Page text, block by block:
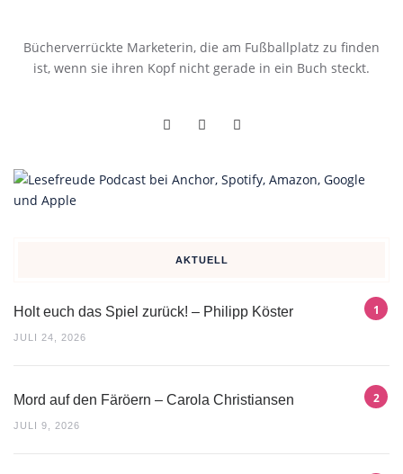
Bücherverrückte Marketerin, die am Fußballplatz zu finden
ist, wenn sie ihren Kopf nicht gerade in ein Buch steckt.
AKTUELL
Holt euch das Spiel zurück! – Philipp Köster
JULI 24, 2026
Mord auf den Färöern – Carola Christiansen
JULI 9, 2026